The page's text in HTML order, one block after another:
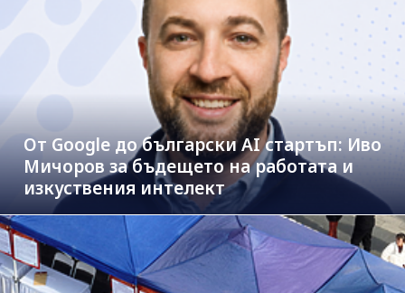
От Google до български AI стартъп: Иво
Мичоров за бъдещето на работата и
изкуствения интелект